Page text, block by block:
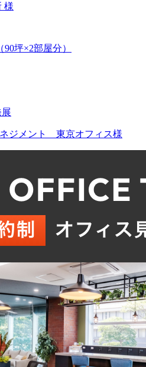
様
坪×2部屋分）
展
ジメント 東京オフィス様